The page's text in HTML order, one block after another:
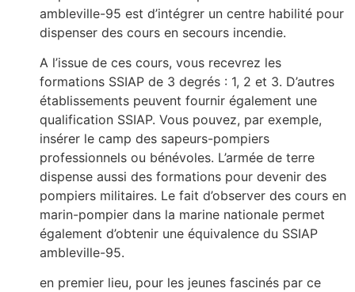
ambleville-95 est d’intégrer un centre habilité pour
dispenser des cours en secours incendie.
A l’issue de ces cours, vous recevrez les
formations SSIAP de 3 degrés : 1, 2 et 3. D’autres
établissements peuvent fournir également une
qualification SSIAP. Vous pouvez, par exemple,
insérer le camp des sapeurs-pompiers
professionnels ou bénévoles. L’armée de terre
dispense aussi des formations pour devenir des
pompiers militaires. Le fait d’observer des cours en
marin-pompier dans la marine nationale permet
également d’obtenir une équivalence du SSIAP
ambleville-95.
en premier lieu, pour les jeunes fascinés par ce